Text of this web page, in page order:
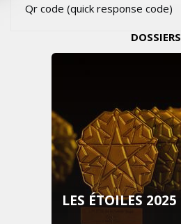
Qr code (quick response code)
DOSSIERS
LES ÉTOILES 2025